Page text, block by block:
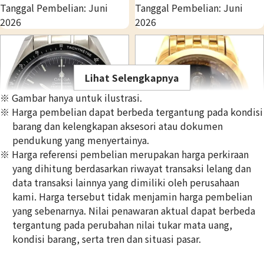
Tanggal Pembelian: Juni
2026
Tanggal Pembelian: Juni
2026
Omega Speedmaster Snoopy
Award 3578.51.00
Referensi Harga Buyback
Rp 197.073.510
Tanggal Pembelian: Agustus
2025
Omega Louis Blanc
Perpetual Calendar 5349.80
Referensi Harga Buyback
Rp 209.058.460
Tanggal Pembelian: Agustus
2023
Lihat Selengkapnya
※ Gambar hanya untuk ilustrasi.
※ Harga pembelian dapat berbeda tergantung pada kondisi
barang dan kelengkapan aksesori atau dokumen
pendukung yang menyertainya.
※ Harga referensi pembelian merupakan harga perkiraan
yang dihitung berdasarkan riwayat transaksi lelang dan
data transaksi lainnya yang dimiliki oleh perusahaan
kami. Harga tersebut tidak menjamin harga pembelian
yang sebenarnya. Nilai penawaran aktual dapat berbeda
tergantung pada perubahan nilai tukar mata uang,
kondisi barang, serta tren dan situasi pasar.